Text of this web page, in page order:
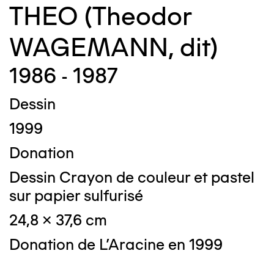
THEO (Theodor
WAGEMANN, dit)
1986 - 1987
Dessin
1999
Donation
Dessin Crayon de couleur et pastel
sur papier sulfurisé
24,8 x 37,6 cm
Donation de L'Aracine en 1999